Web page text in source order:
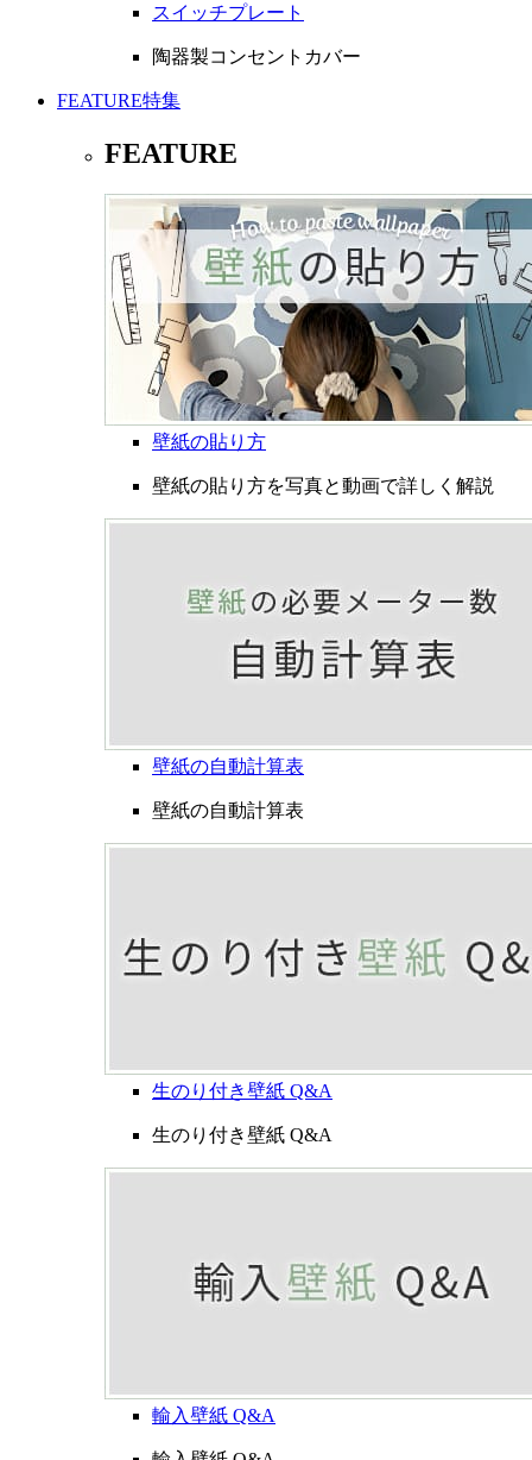
スイッチプレート
陶器製コンセントカバー
FEATURE特集
FEATURE
壁紙の貼り方
壁紙の貼り方を写真と動画で詳しく解説
壁紙の自動計算表
壁紙の自動計算表
生のり付き壁紙 Q&A
生のり付き壁紙 Q&A
輸入壁紙 Q&A